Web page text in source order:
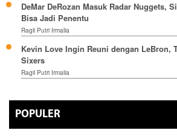
DeMar DeRozan Masuk Radar Nuggets,
Bisa Jadi Penentu
Ragil Putri Irmalia
Kevin Love Ingin Reuni dengan LeBron,
Sixers
Ragil Putri Irmalia
POPULER